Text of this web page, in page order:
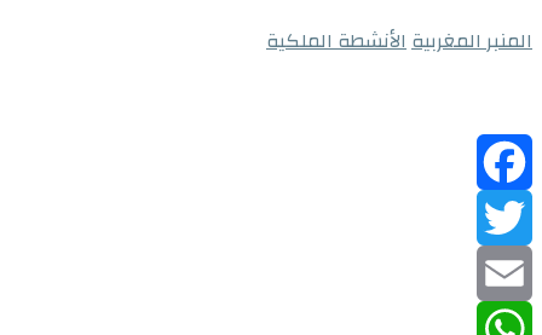
المنبر المغربيةالأنشطة الملكية
Facebook
Twitter